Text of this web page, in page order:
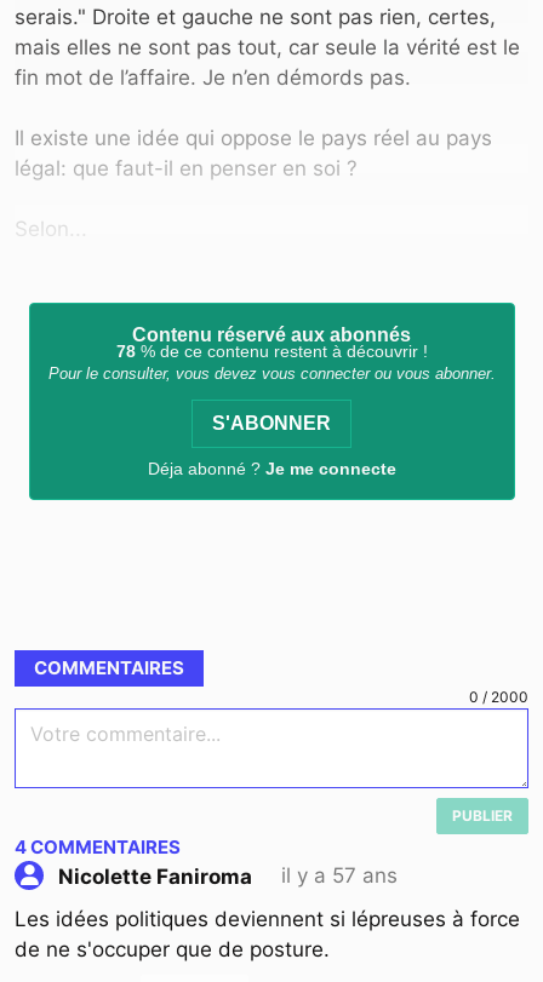
serais." Droite et gauche ne sont pas rien, certes,
mais elles ne sont pas tout, car seule la vérité est le
fin mot de l’affaire. Je n’en démords pas.
Il existe une idée qui oppose le pays réel au pays
légal: que faut-il en penser en soi ?
Selon...
Contenu réservé aux abonnés
78% de ce contenu restent à découvrir !
Pour le consulter, vous devez vous connecter ou vous abonner.
S'ABONNER
Déja abonné ? Je me connecte
COMMENTAIRES
0 / 2000
Votre commentaire...
PUBLIER
4COMMENTAIRES
Nicolette Faniroma
il y a 57 ans
Les idées politiques deviennent si lépreuses à force
de ne s'occuper que de posture.